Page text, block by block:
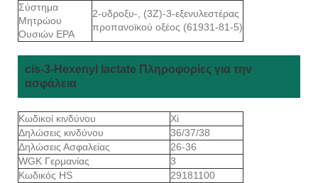
Σύστημα
Μητρώου
Ουσιών EPA
2-υδροξυ-, (3Ζ)-3-εξενυλεστέρας
προπανοϊκού οξέος (61931-81-5)
cis-3-Hexenyl lactate Πληροφορίες για την
ασφάλεια
Κωδικοί κινδύνου
Xi
Δηλώσεις κινδύνου
36/37/38
Δηλώσεις Ασφαλείας
26-36
WGK Γερμανίας
3
Κωδικός HS
29181100